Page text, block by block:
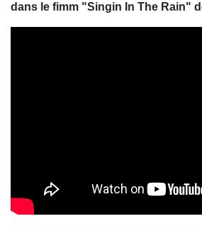
dans le fimm "Singin In The Rain"